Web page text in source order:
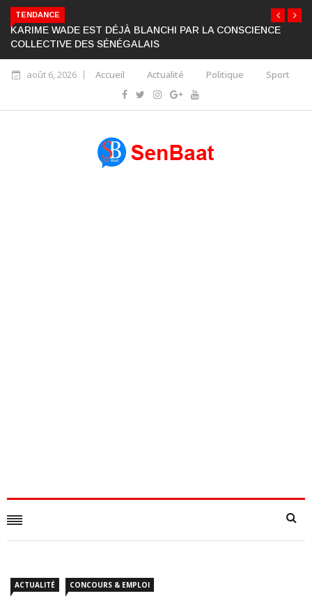
TENDANCE
KARIME WADE EST DÉJÀ BLANCHI PAR LA CONSCIENCE
COLLECTIVE DES SÉNÉGALAIS
août 6, 2026 Accueil Actualité Politique Sport
ACTUALITÉ CONCOURS & EMPLOI